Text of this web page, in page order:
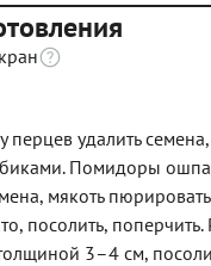
перцев удалить
Помидоры
мякоть
посолить, поперчить.
3–4 см,